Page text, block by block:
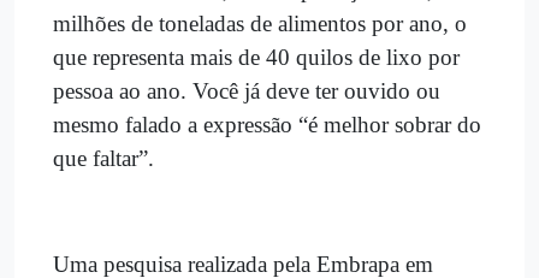
milhões de toneladas de alimentos por ano, o
que representa mais de 40 quilos de lixo por
pessoa ao ano. Você já deve ter ouvido ou
mesmo falado a expressão “é melhor sobrar do
que faltar”.
Uma pesquisa realizada pela Embrapa em